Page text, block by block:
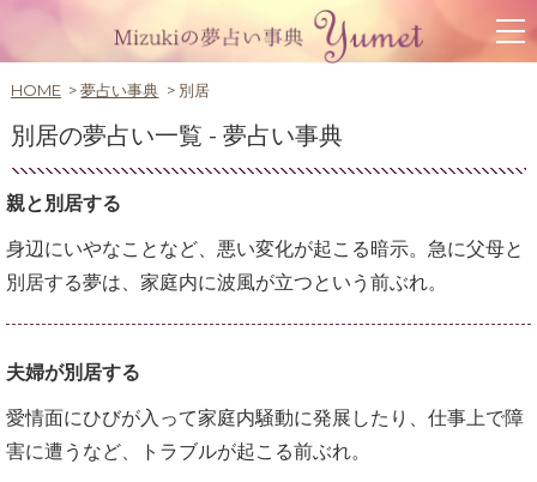
HOME 夢占い事典 別居
別居の夢占い一覧 - 夢占い事典
親と別居する
身辺にいやなことなど、悪い変化が起こる暗示。急に父母と
別居する夢は、家庭内に波風が立つという前ぶれ。
夫婦が別居する
愛情面にひびが入って家庭内騒動に発展したり、仕事上で障
害に遭うなど、トラブルが起こる前ぶれ。